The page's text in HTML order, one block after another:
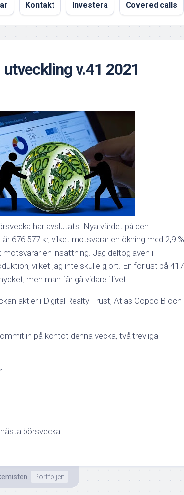
Kontakt Investera Covered calls
v.41 2021
har avslutats. Nya värdet på den
676 577 kr, vilket motsvarar en ökning med 2,9 %
motsvarar en insättning. Jag deltog även i
vilket jag inte skulle gjort. En förlust på 417
men man får gå vidare i livet.
aktier i Digital Realty Trust, Atlas Copco B och
in på kontot denna vecka, två trevliga
börsvecka!
Portföljen